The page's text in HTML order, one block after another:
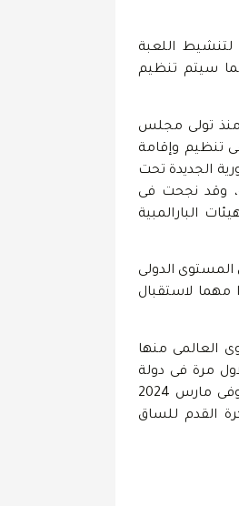
لتنشيط اللعبة
سيتم تنظيم
منذ تولى مجلس
فى تنظيم وإقامة
الجديدة تحت
وقد نجحت فى
البارالمبية
المستوى الدولى
مهما لاستقبال
العالمى منها
مرة فى دولة
خارج قارة أوروبا فى نهاية أكتوبر وبداية نوفمبر وتنظيم بطولتى العالم لرفع الأثقال فى نوفمبر وفى مارس 2024
لكرة القدم للساق